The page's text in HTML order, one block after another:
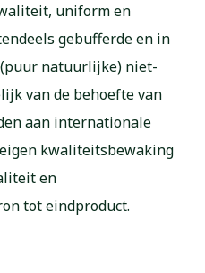
uniform en
gebufferde en in
natuurlijke) niet-
van de behoefte van
aan internationale
kwaliteitsbewaking
en
tot eindproduct.